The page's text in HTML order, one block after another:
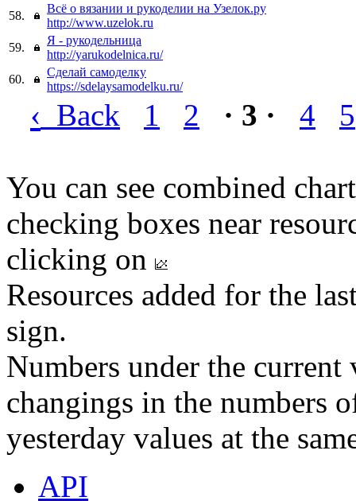
58.
Всё о вязании и рукоделии на Узелок.ру
http://www.uzelok.ru
59.
Я - рукодельница
http://yarukodelnica.ru/
60.
Сделай самоделку
https://sdelaysamodelku.ru/
‹ Back 1 2 · 3 · 4 5
You can see combined
checking boxes near
clicking on
Resources added for the
sign.
Numbers under the
changings in the numbers
yesterday values at the
API